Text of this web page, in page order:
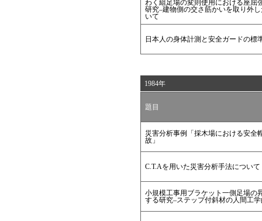
わく組足場の変則使用における座屈
研究–建物側の交さ筋かいを取り外
いて
日本人の身体計測と安全ガードの標
1984年
題目
災害分析事例「採木場における安全
故」
C.T.Aを用いた災害分析手法について
小規模工事用ブラケット一側足場の
する研究–ステップ付斜材の人間工